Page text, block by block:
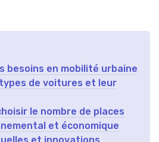
besoins en mobilité urbaine
de voitures et leur
le nombre de places
et économique